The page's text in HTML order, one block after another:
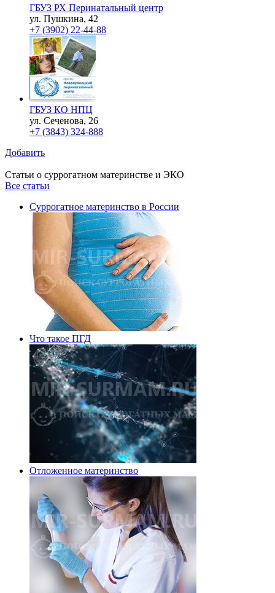
ГБУЗ РХ Перинатальный центр
ул. Пушкина, 42
+7 (3902) 22-44-88
ГБУЗ КО НПЦ
ул. Сеченова, 26
+7 (3843) 324-888
Добавить
Статьи о суррогатном материнстве и ЭКО
Все статьи
Суррогатное материнство в России
Что такое ПГД
Отложенное материнство